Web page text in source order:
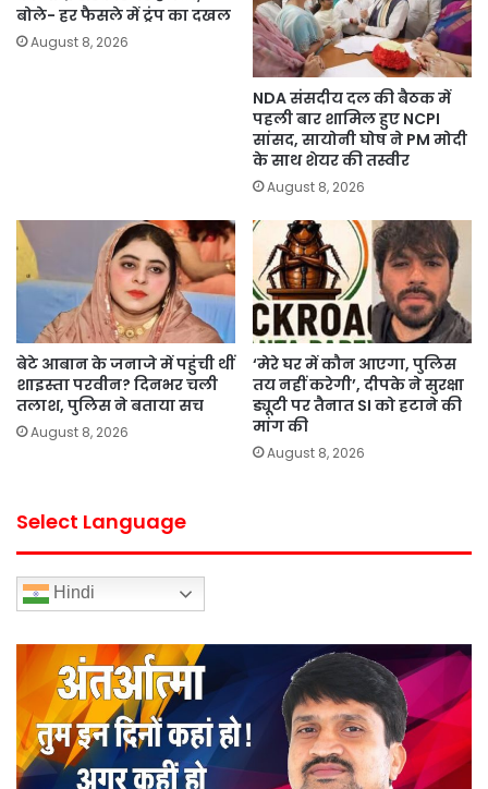
बोले- हर फैसले में ट्रंप का दखल
August 8, 2026
NDA संसदीय दल की बैठक में
पहली बार शामिल हुए NCPI
सांसद, सायोनी घोष ने PM मोदी
के साथ शेयर की तस्वीर
August 8, 2026
बेटे आबान के जनाजे में पहुंची थीं
शाइस्ता परवीन? दिनभर चली
तलाश, पुलिस ने बताया सच
August 8, 2026
‘मेरे घर में कौन आएगा, पुलिस
तय नहीं करेगी’, दीपके ने सुरक्षा
ड्यूटी पर तैनात SI को हटाने की
मांग की
August 8, 2026
Select Language
Hindi